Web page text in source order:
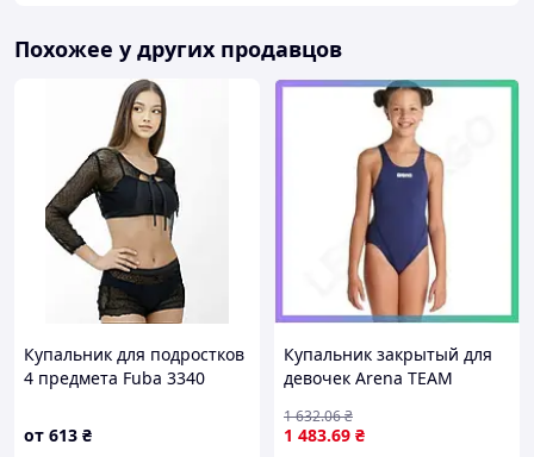
Похожее у других продавцов
Купальник для подростков
4 предмета Fuba 3340
размеры
от 613 ₴
Купальник закрытый для
девочек Arena TEAM
SOLID темно-синий для
плавания 140 см
1 483.69 ₴
1 632.06₴